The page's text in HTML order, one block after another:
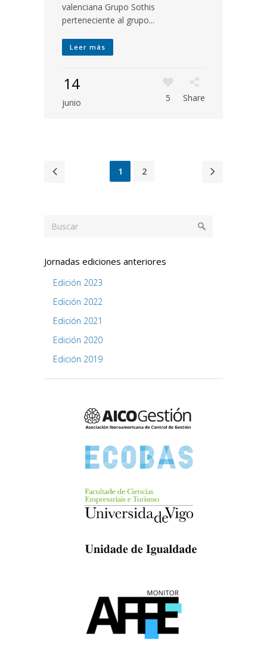
valenciana Grupo Sothis
perteneciente al grupo...
Leer más
14
junio 5 Share
1 2
Jornadas ediciones anteriores
Edición 2023
Edición 2022
Edición 2021
Edición 2020
Edición 2019